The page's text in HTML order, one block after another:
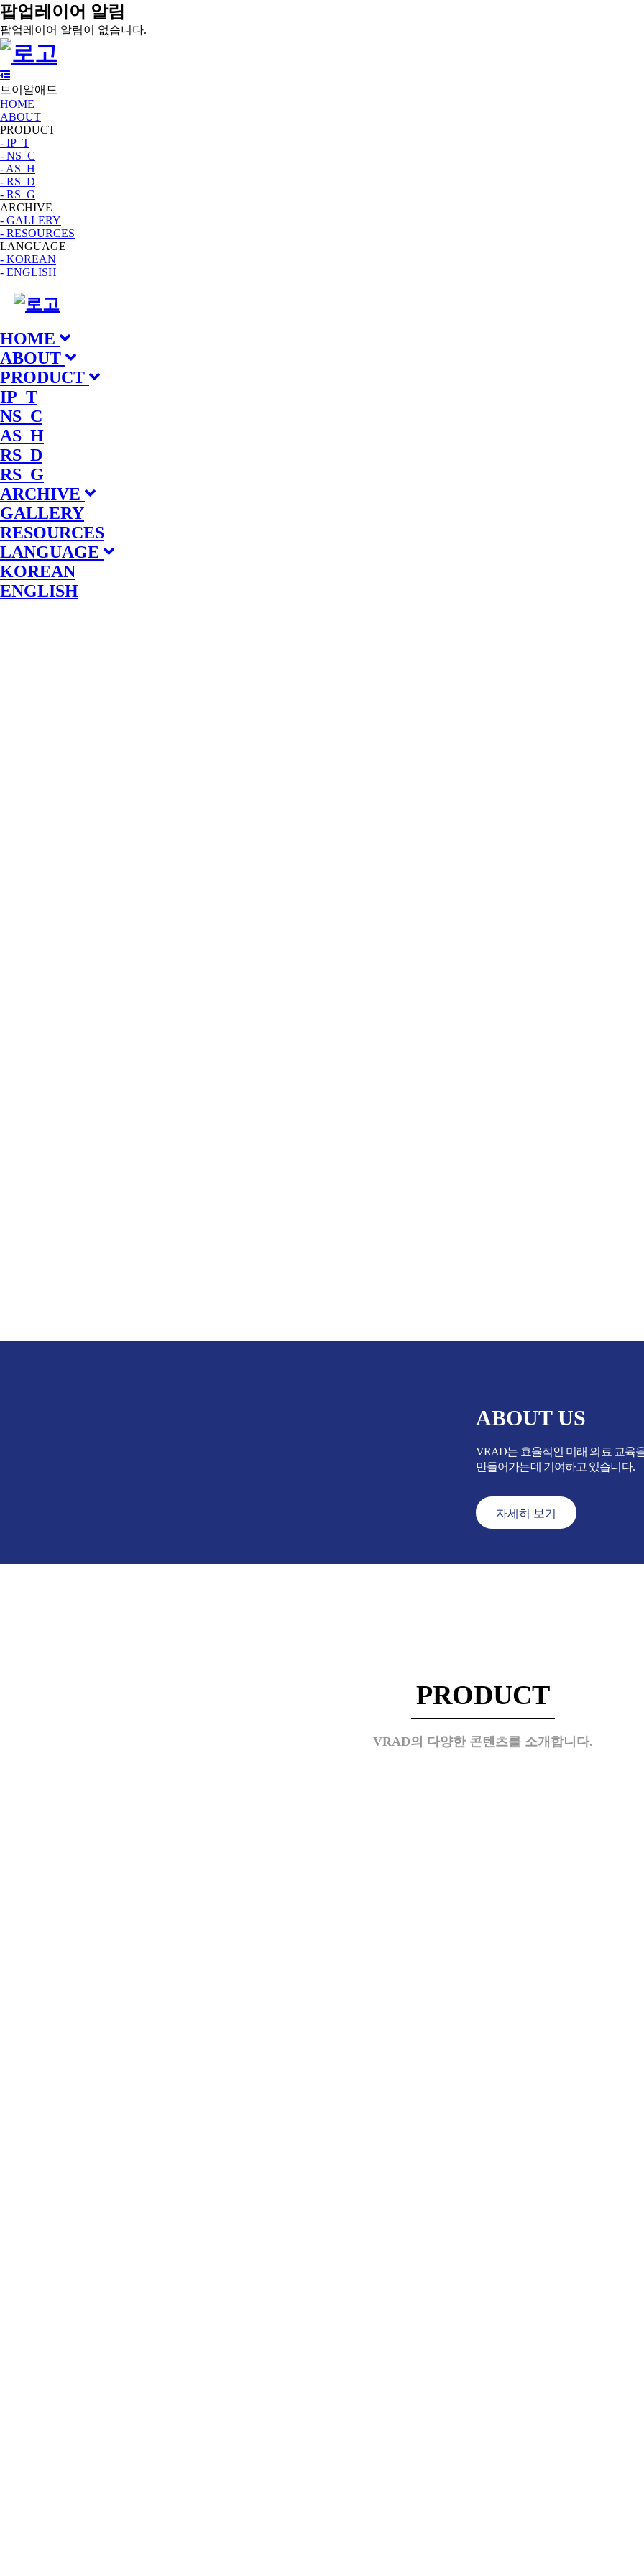
팝업레이어 알림
팝업레이어 알림이 없습니다.
브이알애드
HOME
ABOUT
PRODUCT
- IP_T
- NS_C
- AS_H
- RS_D
- RS_G
ARCHIVE
- GALLERY
- RESOURCES
LANGUAGE
- KOREAN
- ENGLISH
HOME
ABOUT
PRODUCT
IP_T
NS_C
AS_H
RS_D
RS_G
ARCHIVE
GALLERY
RESOURCES
LANGUAGE
KOREAN
ENGLISH
ABOUT US
VRAD는 효율적인 미래 의료 교육
만들어가는데 기여하고 있습니다.
자세히 보기
PRODUCT
VRAD의 다양한 콘텐츠를 소개합니다.